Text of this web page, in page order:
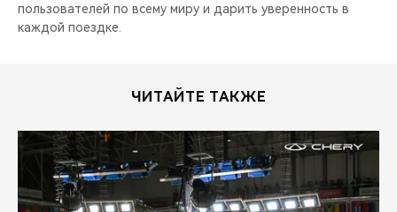
пользователей по всему миру и дарить уверенность в
каждой поездке.
ЧИТАЙТЕ ТАКЖЕ